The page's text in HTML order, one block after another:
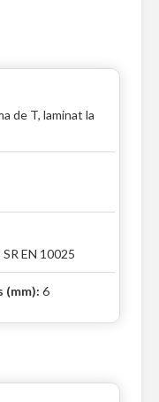
de T, laminat la
EN 10025
(mm): 6